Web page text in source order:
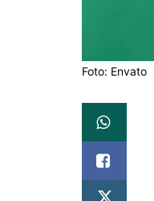
Foto: Envato